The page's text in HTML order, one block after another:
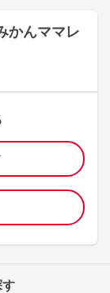
かんママレ
す